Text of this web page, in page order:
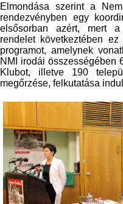
Elmondása szerint a
rendezvényben egy
elsősorban azért, mert
rendelet következtében
programot, amelynek
NMI irodái összességében
Klubot, illetve 190
megőrzése, felkutatása